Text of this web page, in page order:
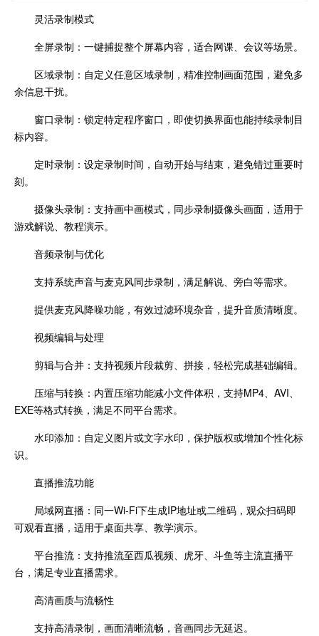
灵活录制模式
全屏录制：一键捕捉整个屏幕内容，适合网课、会议等场景。
区域录制：自定义任意区域录制，精准控制画面范围，避免多
余信息干扰。
窗口录制：锁定特定程序窗口，即使切换界面也能持续录制目
标内容。
定时录制：设定录制时间，自动开始与结束，避免错过重要时
刻。
摄像头录制：支持画中画模式，同步录制摄像头画面，适用于
游戏解说、教程演示。
音频录制与优化
支持系统声音与麦克风同步录制，满足解说、旁白等需求。
提供麦克风降噪功能，有效过滤环境杂音，提升音质清晰度。
视频编辑与处理
剪辑与合并：支持视频片段裁剪、拼接，轻松完成基础编辑。
压缩与转换：内置压缩功能减小文件体积，支持MP4、AVI、
EXE等格式转换，满足不同平台需求。
水印添加：自定义图片或文字水印，保护版权或增加个性化标
识。
直播推流功能
局域网直播：同一Wi-Fi下生成IP地址或二维码，观众扫码即
可观看直播，适用于桌面共享、教学演示。
平台推流：支持推流至西瓜视频、虎牙、斗鱼等主流直播平
台，满足专业直播需求。
高清画质与流畅性
支持高清录制，画面清晰流畅，音画同步无延迟。